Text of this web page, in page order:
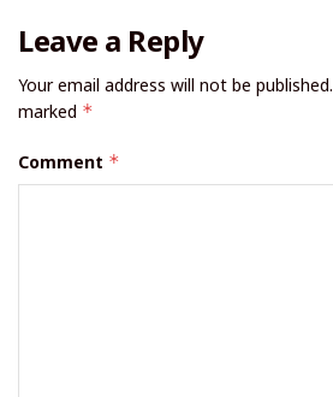
Leave a Reply
Your email address will not be published.
marked *
Comment *